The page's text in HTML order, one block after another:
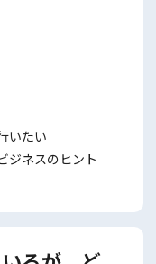
いたい
ジネスのヒント